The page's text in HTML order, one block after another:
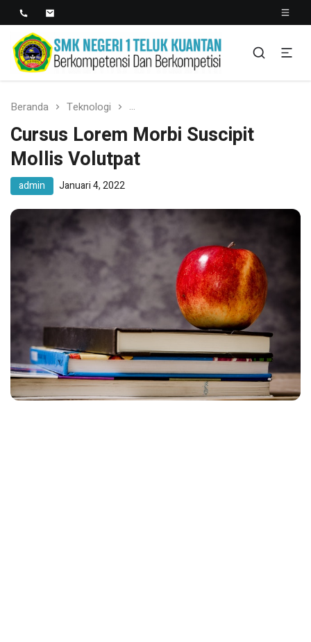
SMK NEGERI 1 TELUK
KUANTAN
Berkopetensi Dan Berkompetisi
Beranda Teknologi Cursus Lorem Morbi Suscipit
Cursus Lorem Morbi Suscipit
Mollis Volutpat
admin Januari 4, 2022